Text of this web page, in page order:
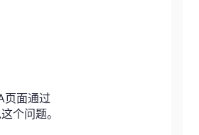
页面通过
个问题。